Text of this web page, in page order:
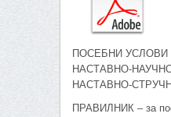
ПОСЕБНИ УСЛОВИ
НАСТАВНО-
НАСТАВНО-
ПРАВИЛНИК – за